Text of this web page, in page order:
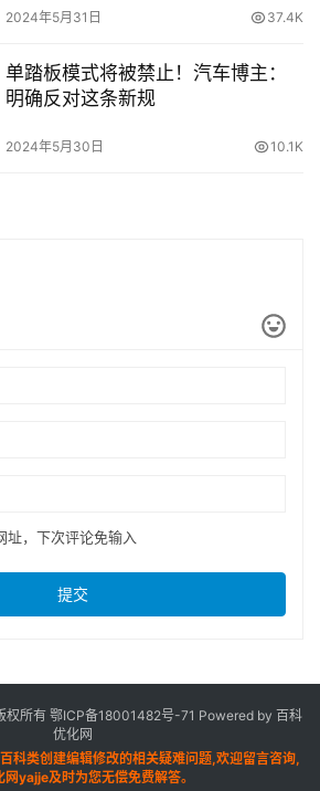
2024年5月31日 37.4K
单踏板模式将被禁止！汽车博主：
明确反对这条新规
2024年5月30日 10.1K
址，下次评论免输入
提交
权所有鄂ICP备18001482号-71 Powered by 百科
优化网
科类创建编辑修改的相关疑难问题,欢迎留言咨询,
网yajje及时为您无偿免费解答。